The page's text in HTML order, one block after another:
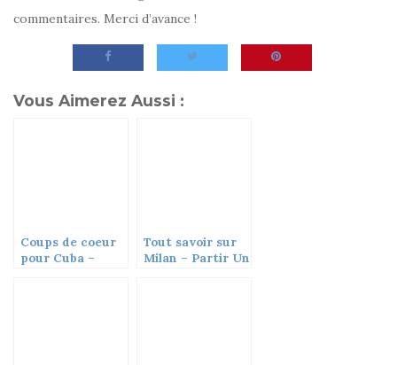
commentaires. Merci d’avance !
Vous Aimerez Aussi :
Coups de coeur
pour Cuba –
Tout savoir sur
Milan – Partir Un